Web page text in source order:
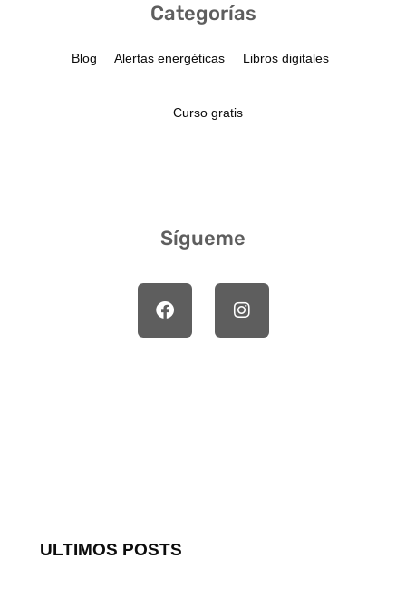
Categorías
Blog Alertas energéticas Libros digitales
Curso gratis
Sígueme
ULTIMOS POSTS